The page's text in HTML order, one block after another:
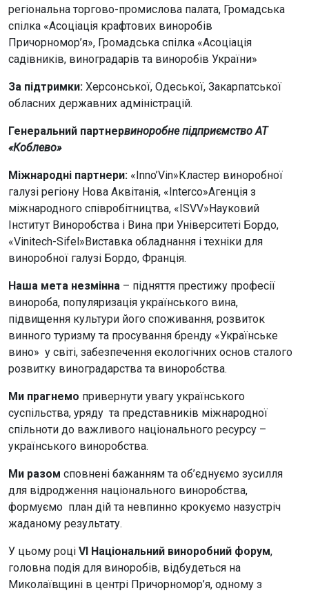
регіональна торгово-промислова палата, Громадська
спілка «Асоціація крафтових виноробів
Причорномор’я», Громадська спілка «Асоціація
садівників, виноградарів та виноробів України»
За підтримки: Херсонської, Одеської, Закарпатської
обласних державних адміністрацій.
Генеральний партнервиноробне підприємство АТ
«Коблево»
Міжнародні партнери: «Inno’Vin»Кластер виноробної
галузі регіону Нова Аквітанія, «Interco»Агенція з
міжнародного співробітництва, «ISVV»Науковий
Інститут Виноробства і Вина при Університеті Бордо,
«Vinitech-Sifel»Виставка обладнання і техніки для
виноробної галузі Бордо, Франція.
Наша мета незмінна – підняття престижу професії
винороба, популяризація українського вина,
підвищення культури його споживання, розвиток
винного туризму та просування бренду «Українське
вино» у світі, забезпечення екологічних основ сталого
розвитку виноградарства та виноробства.
Ми прагнемо привернути увагу українського
суспільства, уряду та представників міжнародної
спільноти до важливого національного ресурсу –
українського виноробства.
Ми разом сповнені бажанням та об’єднуємо зусилля
для відродження національного виноробства,
формуємо план дій та невпинно крокуємо назустріч
жаданому результату.
У цьому році VI Національний виноробний форум,
головна подія для виноробів, відбудеться на
Миколаївщині в центрі Причорномор’я, одному з